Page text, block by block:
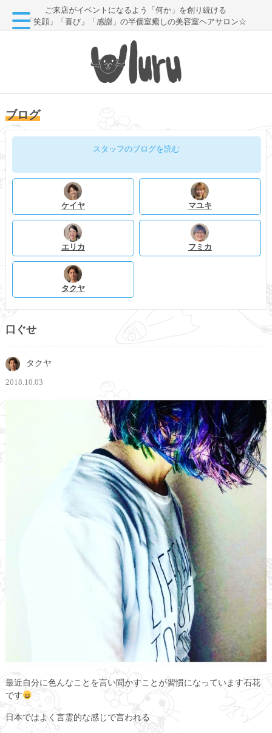
ご来店がイベントになるよう「何か」を創り続ける
「笑顔」「喜び」「感謝」の半個室癒しの美容室ヘアサロン☆
ブログ
スタッフのブログを読む
ケイヤ マユキ
エリカ フミカ
タクヤ
口ぐせ
タクヤ
2018.10.03
最近自分に色んなことを言い聞かすことが習慣になっています石花
です
日本ではよく言霊的な感じで言われる